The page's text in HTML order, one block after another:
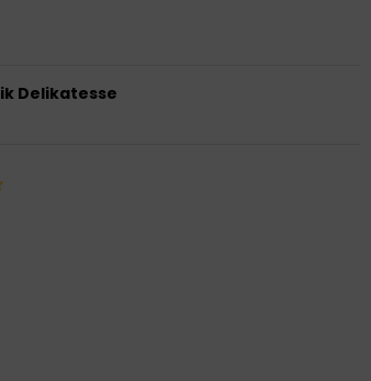
Delikatesse